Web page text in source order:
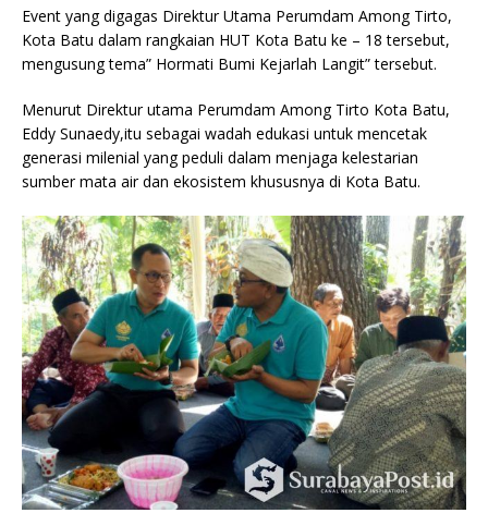
Event yang digagas Direktur Utama Perumdam Among Tirto,
Kota Batu dalam rangkaian HUT Kota Batu ke – 18 tersebut,
mengusung tema” Hormati Bumi Kejarlah Langit” tersebut.
Menurut Direktur utama Perumdam Among Tirto Kota Batu,
Eddy Sunaedy,itu sebagai wadah edukasi untuk mencetak
generasi milenial yang peduli dalam menjaga kelestarian
sumber mata air dan ekosistem khususnya di Kota Batu.